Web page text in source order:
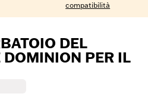
compatibilità
DEL
PER IL